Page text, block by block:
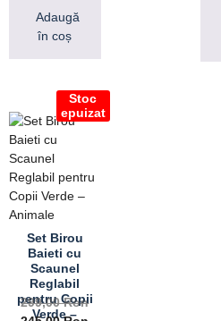
Adaugă
în coș
Stoc
epuizat
Set Birou
Baieti cu
Scaunel
Reglabil
pentru Copii
Verde –
299,00Ron